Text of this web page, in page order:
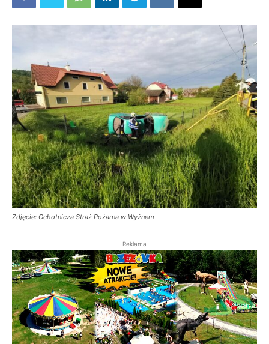
Zdjęcie: Ochotnicza Straż Pożarna w Wyżnem
Reklama